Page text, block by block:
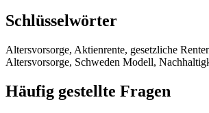
Schlüsselwörter
Altersvorsorge, Aktienrente, gesetzliche
Altersvorsorge, Schweden Modell,
Häufig gestellte Fragen